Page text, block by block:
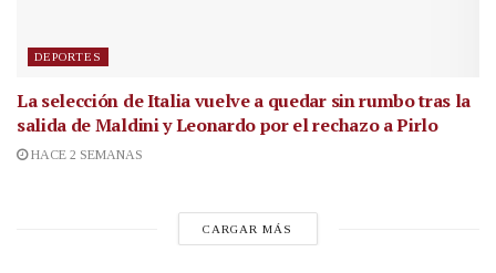
DEPORTES
La selección de Italia vuelve a quedar sin rumbo tras la
salida de Maldini y Leonardo por el rechazo a Pirlo
HACE 2 SEMANAS
CARGAR MÁS